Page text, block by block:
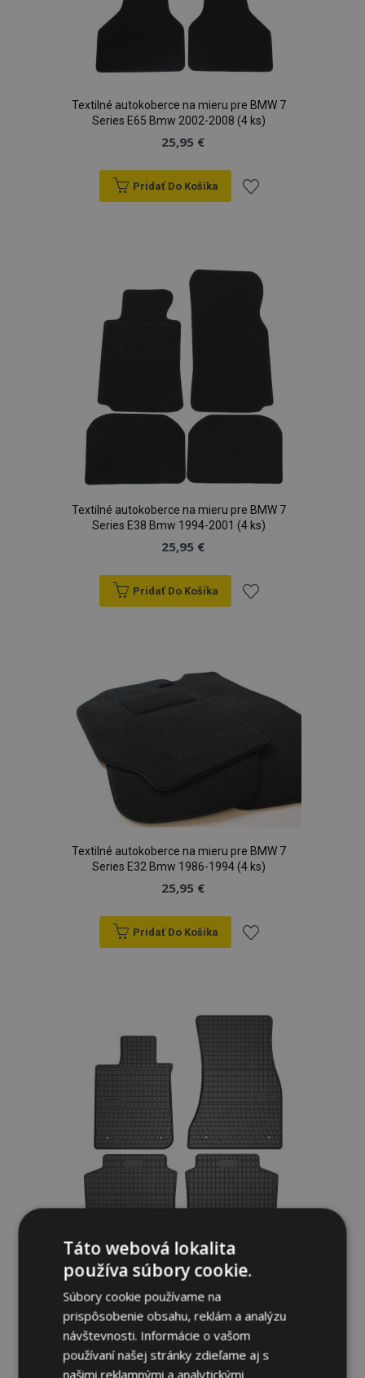
Textilné autokoberce na mieru pre BMW 7
Series E65 Bmw 2002-2008 (4 ks)
25,95 €
Pridať Do Košíka
zoznamu
prianí
Textilné autokoberce na mieru pre BMW 7
Series E38 Bmw 1994-2001 (4 ks)
25,95 €
Pridať Do Košíka
zoznamu
Textilné autokoberce na mieru pre BMW 7
Series E32 Bmw 1986-1994 (4 ks)
25,95 €
Pridať Do Košíka
zoznamu
prianí
Gumené rohože pre BMW 7 G12 LONG
37,00 €
Pridať Do Košíka
Táto webová lokalita
používa súbory cookie.
Súbory cookie používame na
prispôsobenie obsahu, reklám a analýzu
návštevnosti. Informácie o vašom
používaní našej stránky zdieľame aj s
našimi reklamnými a analytickými